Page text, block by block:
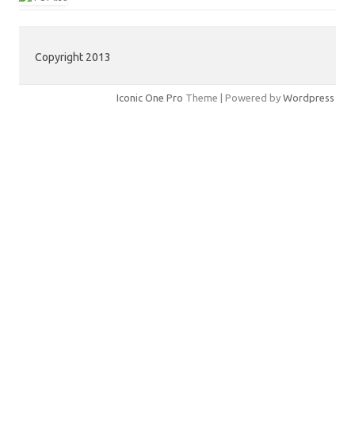
Copyright 2013
Iconic One Pro Theme | Powered by Wordpress